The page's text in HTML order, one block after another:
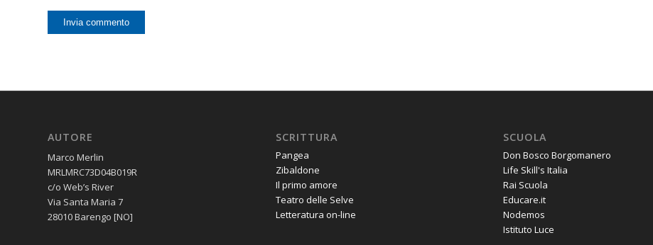
AUTORE
Marco Merlin
MRLMRC73D04B019R
c/o Web’s River
Via Santa Maria 7
28010 Barengo [NO]
SCRITTURA
Pangea
Zibaldone
Il primo amore
Teatro delle Selve
Letteratura on-line
SCUOLA
Don Bosco Borgomanero
Life Skill's Italia
Rai Scuola
Educare.it
Nodemos
Istituto Luce